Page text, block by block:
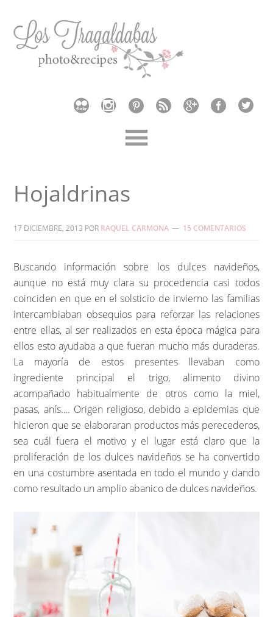
Hojaldrinas
17 DICIEMBRE, 2013 POR RAQUEL CARMONA 15 COMENTARIOS
Buscando información sobre los dulces navideños,
aunque no está muy clara su procedencia casi todos
coinciden en que en el solsticio de invierno las familias
intercambiaban obsequios para reforzar las relaciones
entre ellas, al ser realizados en esta época mágica para
ellos esto ayudaba a que fueran mucho más duraderas.
La mayoría de estos presentes llevaban como
ingrediente principal el trigo, alimento divino
acompañado habitualmente de otros como la miel,
pasas, anís…. Origen religioso, debido a epidemias que
hicieron que se elaboraran productos más perecederos,
sea cuál fuera el motivo y el lugar está claro que la
proliferación de los dulces navideños se ha convertido
en una costumbre asentada en todo el mundo y dando
como resultado un amplio abanico de dulces navideños.